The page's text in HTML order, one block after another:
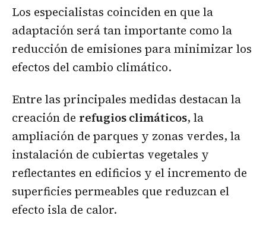
Los especialistas coinciden en que la
adaptación será tan importante como la
reducción de emisiones para minimizar los
efectos del cambio climático.
Entre las principales medidas destacan la
creación de refugios climáticos, la
ampliación de parques y zonas verdes, la
instalación de cubiertas vegetales y
reflectantes en edificios y el incremento de
superficies permeables que reduzcan el
efecto isla de calor.